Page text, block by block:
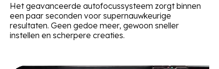
Het geavanceerde autofocussysteem zorgt binnen
een paar seconden voor supernauwkeurige
resultaten. Geen gedoe meer, gewoon sneller
instellen en scherpere creaties.